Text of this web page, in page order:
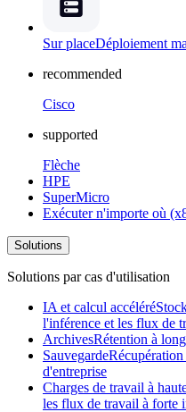
Sur placeDéploiement
recommended
Cisco
supported
Flèche
HPE
SuperMicro
Exécuter n'importe où
Solutions
Solutions par cas d'utilisation
IA et calcul accéléré
l'inférence et les flux de
ArchivesRétention à
Sauvegarde
d'entreprise
Charges de travail à
les flux de travail à forte